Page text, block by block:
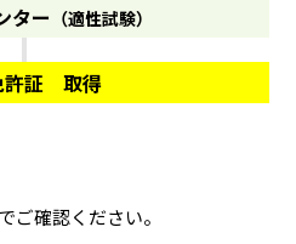
ター （適性試験）
許証 取得
確認ください。